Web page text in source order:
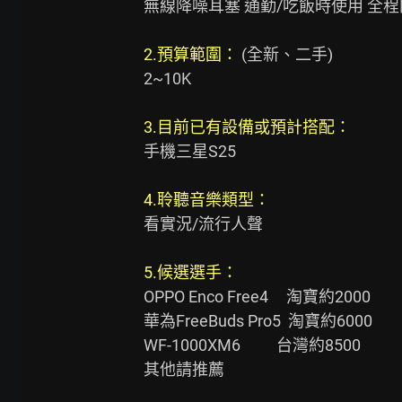
無線降噪耳塞 通勤/吃飯時使用 全
2.預算範圍： (全新、二手)
2~10K
3.目前已有設備或預計搭配：
手機三星S25
4.聆聽音樂類型：
看實況/流行人聲
5.候選選手：
OPPO Enco Free4     淘寶約2000
華為FreeBuds Pro5  淘寶約6000
WF-1000XM6          台灣約8500
其他請推薦